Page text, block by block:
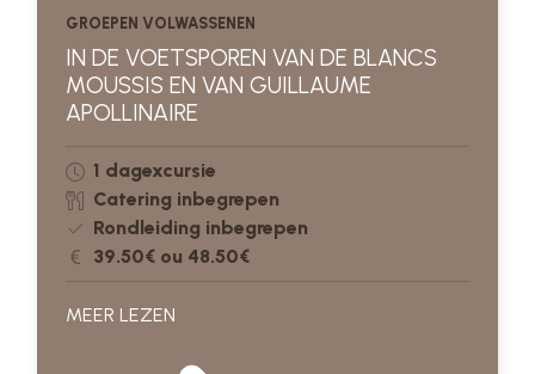
GROEPEN VOLWASSENEN
IN DE VOETSPOREN VAN DE BLANCS
MOUSSIS EN VAN GUILLAUME
APOLLINAIRE
1 dagexcursie
Catering inbegrepen
Rondleiding inbegrepen
39.50€ ou 48.50€
MEER LEZEN